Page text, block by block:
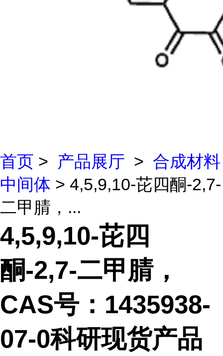
首页 > 产品展厅 > 合成材料
中间体 > 4,5,9,10-芘四酮-2,7-
二甲腈，...
4,5,9,10-芘四
酮-2,7-二甲腈，
CAS号：1435938-
07-0科研现货产品